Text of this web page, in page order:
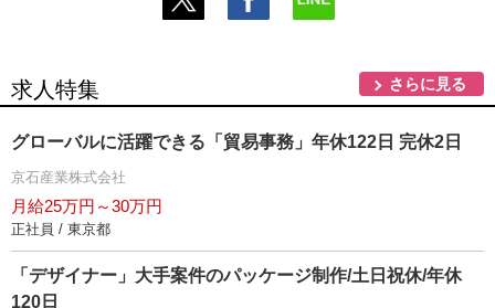
求人特集 さらに見る
グローバルに活躍できる「貿易事務」年休122日 完休2日
京石産業株式会社
月給25万円～30万円
正社員 / 東京都
「デザイナー」大手案件のパッケージ制作/土日祝休/年休
120日